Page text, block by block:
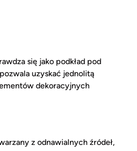
się jako podkład pod
uzyskać jednolitą
dekoracyjnych
z odnawialnych źródeł,